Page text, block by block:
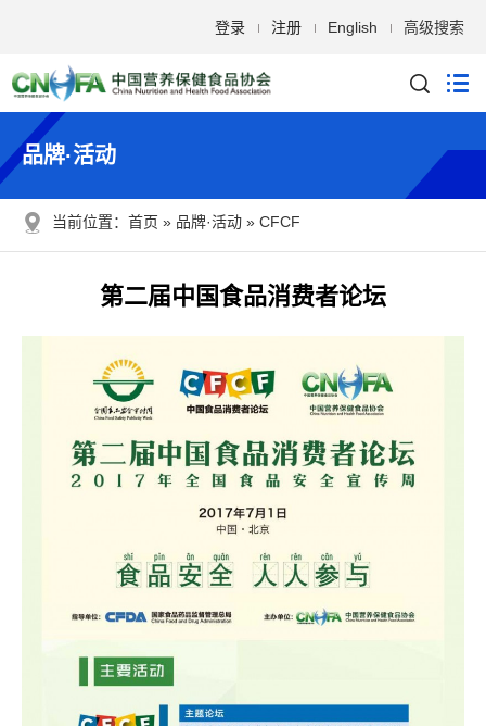
登录 注册 English 高级搜索
品牌·活动
当前位置： 首页 品牌·活动 CFCF
第二届中国食品消费者论坛